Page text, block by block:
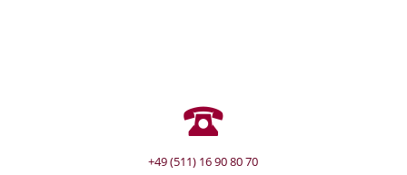
+49 (511) 16 90 80 70